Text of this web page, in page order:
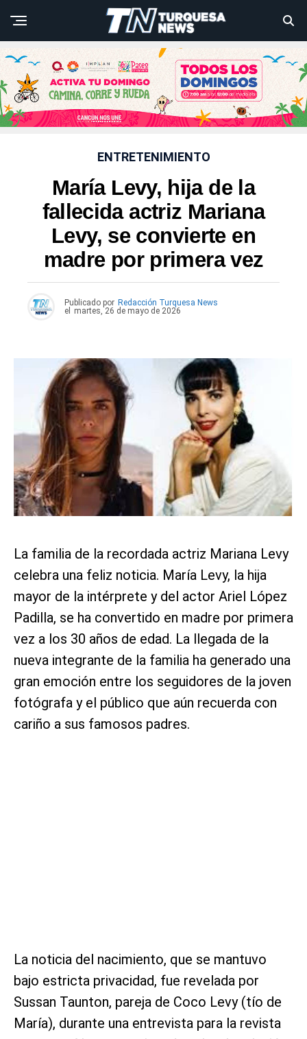
ENTRETENIMIENTO
María Levy, hija de la
fallecida actriz Mariana
Levy, se convierte en
madre por primera vez
Publicado por Redacción Turquesa News
el
martes, 26 de mayo de 2026
La familia de la recordada actriz Mariana Levy
celebra una feliz noticia. María Levy, la hija
mayor de la intérprete y del actor Ariel López
Padilla, se ha convertido en madre por primera
vez a los 30 años de edad. La llegada de la
nueva integrante de la familia ha generado una
gran emoción entre los seguidores de la joven
fotógrafa y el público que aún recuerda con
cariño a sus famosos padres.
La noticia del nacimiento, que se mantuvo
bajo estricta privacidad, fue revelada por
Sussan Taunton, pareja de Coco Levy (tío de
María), durante una entrevista para la revista